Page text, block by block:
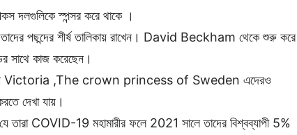
দলগুলিকে স্পন্সর করে থাকে ।
পছন্দের শীর্ষ তালিকায় রাখেন। David Beckham থেকে শুরু করে
কাজ করেছেন।
যেমন Victoria ,The crown princess of Sweden এদেরও
দেখা যায়।
তারা COVID-19 মহামারীর ফলে 2021 সালে তাদের বিশ্বব্যাপী 5%